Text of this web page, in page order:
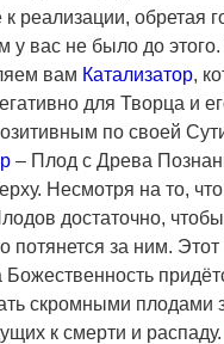
к реализации, обретая
у вас не было до
вам Катализатор,
для Творца и
по своей
– Плод с Древа
Несмотря на то,
достаточно,
потянется за ним.
Божественность
скромными плодами
к смерти и распаду.